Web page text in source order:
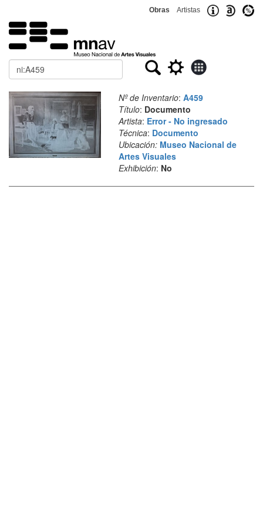
Obras Artistas
Buscar
Nº de Inventario: A459
Título: Documento
Artista: Error - No ingresado
Técnica: Documento
Ubicación: Museo Nacional de
Artes Visuales
Exhibición: No